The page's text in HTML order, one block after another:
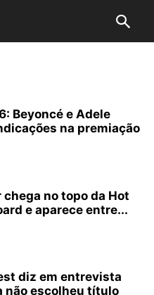
Beyoncé e Adele
na premiação
chega no topo da Hot
e aparece entre...
diz em entrevista
não escolheu título